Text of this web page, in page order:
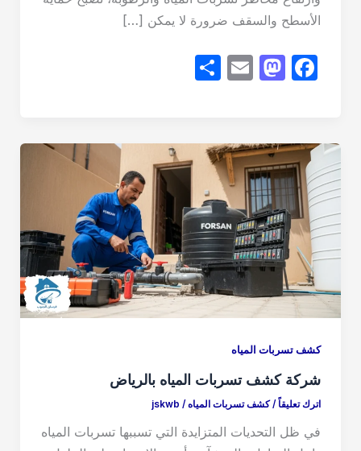
الأسطح والسقف ضرورة لا يمكن […]
F
e
b
o
o
k
M
o
d
o
n
E
S
e
كشف تسربات المياه
شركة كشف تسربات المياه بالرياض
اترك تعليقاً /كشف تسربات المياه/
jskwb
في ظل التحديات المتزايدة التي تسببها تسربات المياه